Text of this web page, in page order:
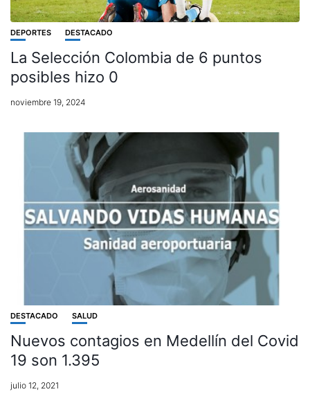
DEPORTES DESTACADO
La Selección Colombia de 6 puntos
posibles hizo 0
noviembre 19, 2024
DESTACADO SALUD
Nuevos contagios en Medellín del Covid
19 son 1.395
julio 12, 2021